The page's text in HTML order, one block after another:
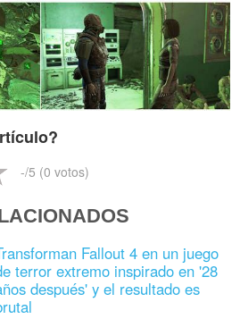
-/5 (0 votos)
Fallout 4 en un juego
terror extremo inspirado en '28
después' y el resultado es